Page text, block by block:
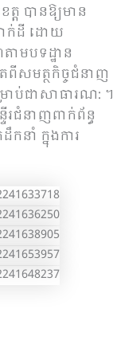
ត្ត បានឱ្យមាន
ាក់ដី ដោយ
ាមបទដ្ឋាន
ពីសមត្ថកិច្ចជំនាញ
ាប់ជាសាធារណ: ។
ជំនាញពាក់ព័ន្ធ
នាំ ក្នុងការ